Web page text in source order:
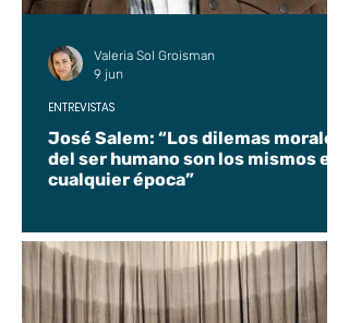
José Salem: “Los dilemas morales
del ser humano son los mismos en
cualquier época”
ENTREVISTAS
Valeria Sol Groisman
9 jun